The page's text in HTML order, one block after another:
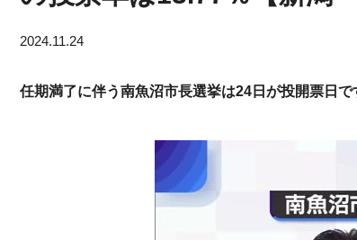
2024.11.24
任期満了に伴う南魚沼市長選挙は24日が投開票日